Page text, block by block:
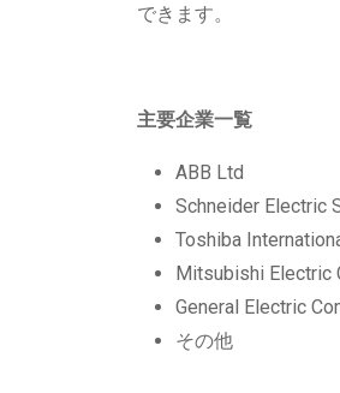
できます。
主要企業一覧
ABB Ltd
Schneider Electric
Toshiba
Mitsubishi Electric
General Electric
その他